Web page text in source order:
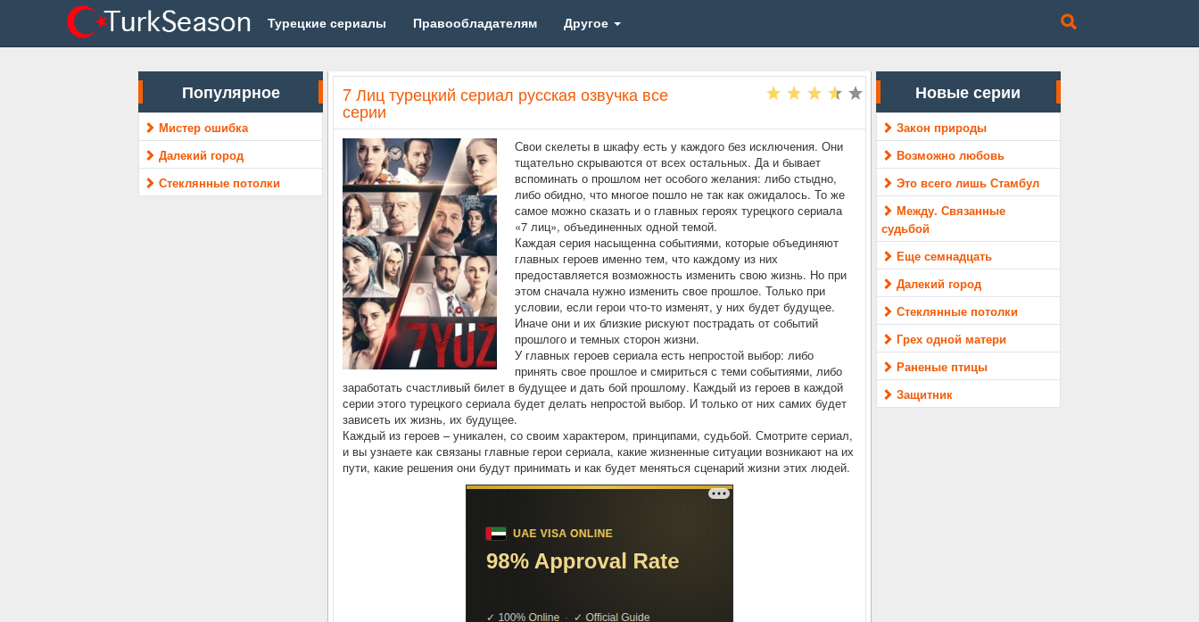
Турецкие сериалы Правообладателям Другое
Популярное
Мистер ошибка
Далекий город
Стеклянные потолки
7 Лиц турецкий сериал русская озвучка все
серии
Свои скелеты в шкафу есть у каждого без исключения. Они
тщательно скрываются от всех остальных. Да и бывает
вспоминать о прошлом нет особого желания: либо стыдно,
либо обидно, что многое пошло не так как ожидалось. То же
самое можно сказать и о главных героях турецкого сериала
«7 лиц», объединенных одной темой.
Каждая серия насыщенна событиями, которые объединяют
главных героев именно тем, что каждому из них
предоставляется возможность изменить свою жизнь. Но при
этом сначала нужно изменить свое прошлое. Только при
условии, если герои что-то изменят, у них будет будущее.
Иначе они и их близкие рискуют пострадать от событий
прошлого и темных сторон жизни.
У главных героев сериала есть непростой выбор: либо
принять свое прошлое и смириться с теми событиями, либо
заработать счастливый билет в будущее и дать бой прошлому. Каждый из героев в каждой
серии этого турецкого сериала будет делать непростой выбор. И только от них самих будет
зависеть их жизнь, их будущее.
Каждый из героев – уникален, со своим характером, принципами, судьбой. Смотрите сериал,
и вы узнаете как связаны главные герои сериала, какие жизненные ситуации возникают на их
пути, какие решения они будут принимать и как будет меняться сценарий жизни этих людей.
Новые серии
Закон природы
Возможно любовь
Это всего лишь Стамбул
Между. Связанные
судьбой
Еще семнадцать
Далекий город
Стеклянные потолки
Грех одной матери
Раненые птицы
Защитник